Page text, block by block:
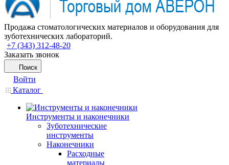
Продажа стоматологических материалов и оборудования для
зуботехнических лабораторий.
+7 (343) 312-48-20
Заказать звонок
Поиск
Войти
Каталог
Инструменты и наконечники
Зуботехнические
инструменты
Наконечники
Расходные
материалы